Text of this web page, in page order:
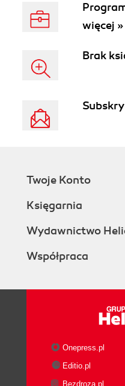
więcej »
Brak
Twoje Konto
Księgarnia
Wydawnictwo
Współpraca
Onepress.pl
Editio.pl
Bezdroza.pl